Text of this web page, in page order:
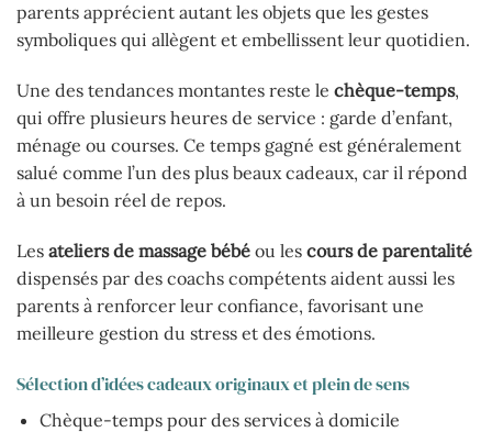
parents apprécient autant les objets que les gestes
symboliques qui allègent et embellissent leur quotidien.
Une des tendances montantes reste le chèque-temps,
qui offre plusieurs heures de service : garde d’enfant,
ménage ou courses. Ce temps gagné est généralement
salué comme l’un des plus beaux cadeaux, car il répond
à un besoin réel de repos.
Les ateliers de massage bébé ou les cours de parentalité
dispensés par des coachs compétents aident aussi les
parents à renforcer leur confiance, favorisant une
meilleure gestion du stress et des émotions.
Sélection d’idées cadeaux originaux et plein de sens
Chèque-temps pour des services à domicile